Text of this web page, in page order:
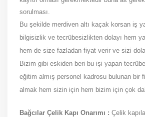
sorulması.
Bu şekilde merdiven altı kaçak korsan iş
bilgisizlik ve tecrübesizlikten dolayı hem
hem de size fazladan fiyat verir ve sizi
Bizim gibi eskiden beri bu işi yapan
eğitim almış personel kadrosu bulunan bir
almak hem sizin için hem bizim için çok
Bağcılar Çelik Kapı Onarımı : Çelik